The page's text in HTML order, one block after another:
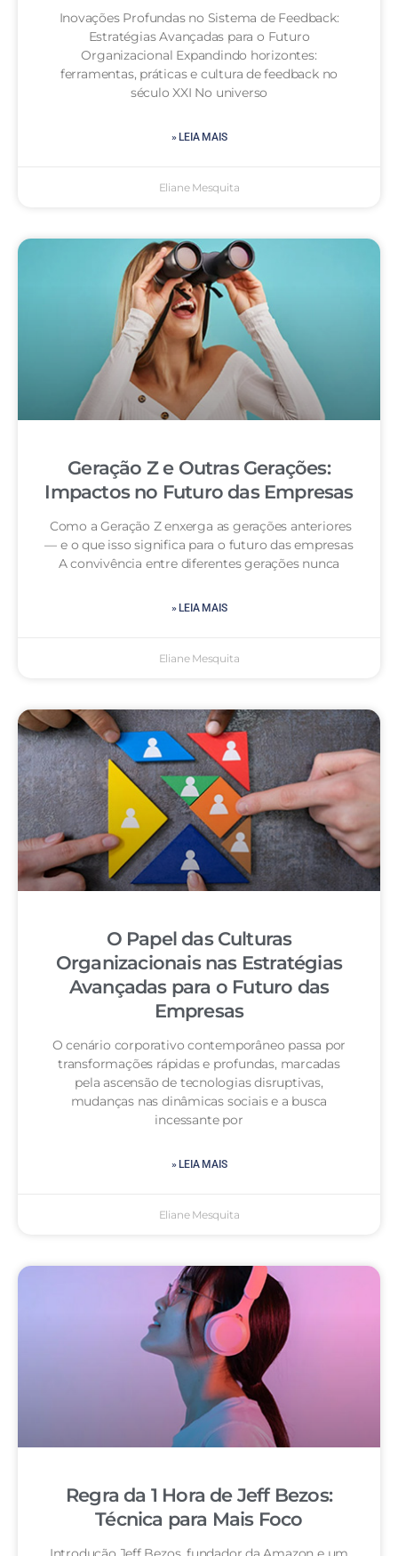
Inovações Profundas no Sistema de Feedback:
Estratégias Avançadas para o Futuro
Organizacional Expandindo horizontes:
ferramentas, práticas e cultura de feedback no
século XXI No universo
» LEIA MAIS
Eliane Mesquita
Geração Z e Outras Gerações:
Impactos no Futuro das Empresas
Como a Geração Z enxerga as gerações anteriores
— e o que isso significa para o futuro das empresas
A convivência entre diferentes gerações nunca
» LEIA MAIS
Eliane Mesquita
O Papel das Culturas
Organizacionais nas Estratégias
Avançadas para o Futuro das
Empresas
O cenário corporativo contemporâneo passa por
transformações rápidas e profundas, marcadas
pela ascensão de tecnologias disruptivas,
mudanças nas dinâmicas sociais e a busca
incessante por
» LEIA MAIS
Eliane Mesquita
Regra da 1 Hora de Jeff Bezos:
Técnica para Mais Foco